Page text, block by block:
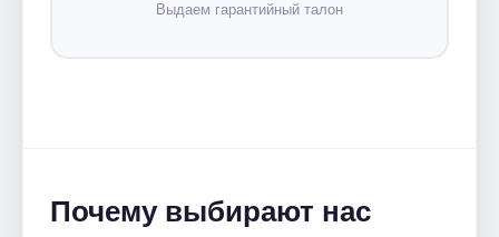
Выдаем гарантийный талон
Почему выбирают нас